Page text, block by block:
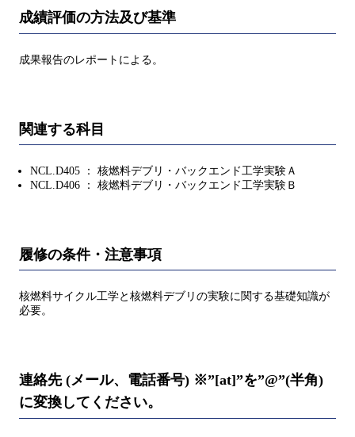
成績評価の方法及び基準
成果報告のレポートによる。
関連する科目
NCL.D405 ： 核燃料デブリ・バックエンド工学実験Ａ
NCL.D406 ： 核燃料デブリ・バックエンド工学実験Ｂ
履修の条件・注意事項
核燃料サイクル工学と核燃料デブリの実験に関する基礎知識が
必要。
連絡先 (メール、電話番号) ※”[at]”を”@”(半角)
に変換してください。